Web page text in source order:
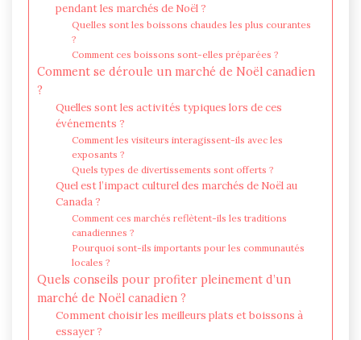
pendant les marchés de Noël ?
Quelles sont les boissons chaudes les plus courantes
?
Comment ces boissons sont-elles préparées ?
Comment se déroule un marché de Noël canadien
?
Quelles sont les activités typiques lors de ces
événements ?
Comment les visiteurs interagissent-ils avec les
exposants ?
Quels types de divertissements sont offerts ?
Quel est l’impact culturel des marchés de Noël au
Canada ?
Comment ces marchés reflètent-ils les traditions
canadiennes ?
Pourquoi sont-ils importants pour les communautés
locales ?
Quels conseils pour profiter pleinement d’un
marché de Noël canadien ?
Comment choisir les meilleurs plats et boissons à
essayer ?